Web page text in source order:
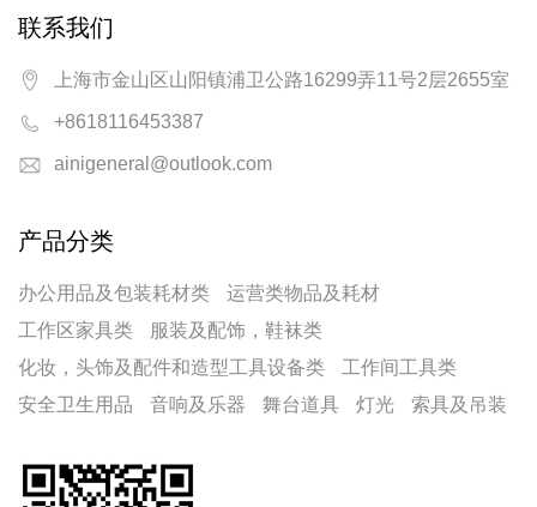
联系我们
上海市金山区山阳镇浦卫公路16299弄11号2层2655室
+8618116453387
ainigeneral@outlook.com
产品分类
办公用品及包装耗材类
运营类物品及耗材
工作区家具类
服装及配饰，鞋袜类
化妆，头饰及配件和造型工具设备类
工作间工具类
安全卫生用品
音响及乐器 舞台道具 灯光 索具及吊装